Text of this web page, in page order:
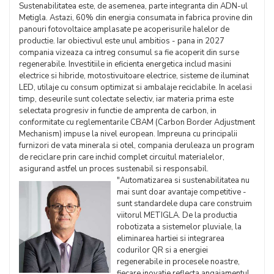
Sustenabilitatea este, de asemenea, parte integranta din ADN-ul
Metigla. Astazi, 60% din energia consumata in fabrica provine din
panouri fotovoltaice amplasate pe acoperisurile halelor de
productie. Iar obiectivul este unul ambitios - pana in 2027
compania vizeaza ca intreg consumul sa fie acoperit din surse
regenerabile. Investitiile in eficienta energetica includ masini
electrice si hibride, motostivuitoare electrice, sisteme de iluminat
LED, utilaje cu consum optimizat si ambalaje reciclabile. In acelasi
timp, deseurile sunt colectate selectiv, iar materia prima este
selectata progresiv in functie de amprenta de carbon, in
conformitate cu reglementarile CBAM (Carbon Border Adjustment
Mechanism) impuse la nivel european. Impreuna cu principalii
furnizori de vata minerala si otel, compania deruleaza un program
de reciclare prin care inchid complet circuitul materialelor,
asigurand astfel un proces sustenabil si responsabil.
"Automatizarea si sustenabilitatea nu
mai sunt doar avantaje competitive -
sunt standardele dupa care construim
viitorul METIGLA. De la productia
robotizata a sistemelor pluviale, la
eliminarea hartiei si integrarea
codurilor QR si a energiei
regenerabile in procesele noastre,